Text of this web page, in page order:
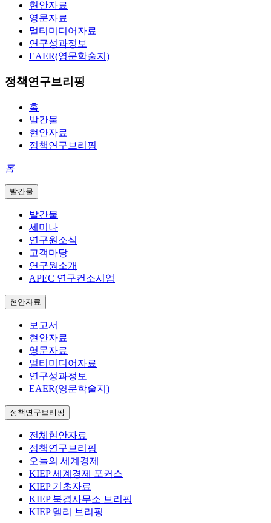
현안자료
영문자료
멀티미디어자료
연구성과정보
EAER(영문학술지)
정책연구브리핑
홈
발간물
현안자료
정책연구브리핑
홈
발간물
발간물
세미나
연구원소식
고객마당
연구원소개
APEC 연구컨소시엄
현안자료
보고서
현안자료
영문자료
멀티미디어자료
연구성과정보
EAER(영문학술지)
정책연구브리핑
전체현안자료
정책연구브리핑
오늘의 세계경제
KIEP 세계경제 포커스
KIEP 기초자료
KIEP 북경사무소 브리핑
KIEP 델리 브리핑